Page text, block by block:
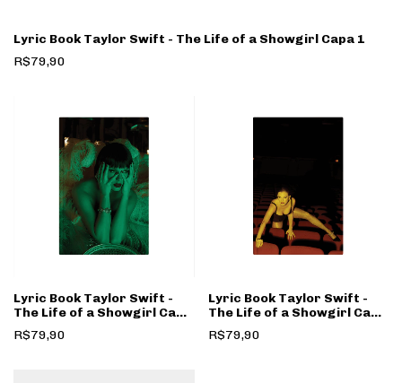
Lyric Book Taylor Swift - The Life of a Showgirl Capa 1
R$79,90
Lyric Book Taylor Swift -
The Life of a Showgirl Capa
R$79,90
Lyric Book Taylor Swift -
The Life of a Showgirl Capa
R$79,90